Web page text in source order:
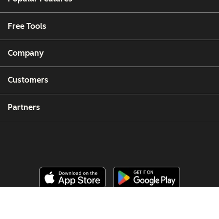
Free Tools
Company
Customers
Partners